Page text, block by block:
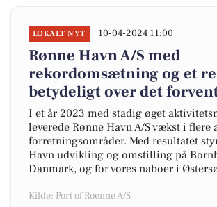
LOKALT NYT 10-04-2024 11:00
Rønne Havn A/S med
rekordomsætning og et
betydeligt over det
I et år 2023 med stadig øget
leverede Rønne Havn A/S vækst i flere
forretningsområder. Med resultatet
Havn udvikling og omstilling på
Danmark, og for vores naboer i
Kilde: Port of Roenne A/S